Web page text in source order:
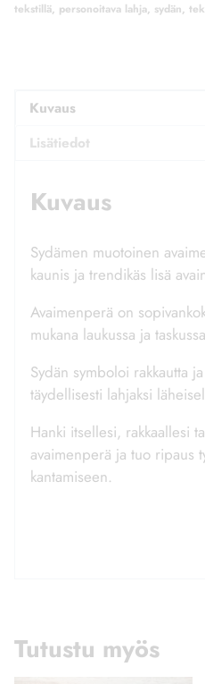
tekstillä, personoitava lahja, sydän,
Kuvaus
Lisätiedot
Kuvaus
Sydämen muotoinen
kaunis ja trendikäs lisä
Avaimenperä on
mukana laukussa ja
Sydän symboloi rakkautta
täydellisesti lahjaksi
Hanki itsellesi, rakkaallesi
avaimenperä ja tuo ripaus
kantamiseen.
Tutustu myös